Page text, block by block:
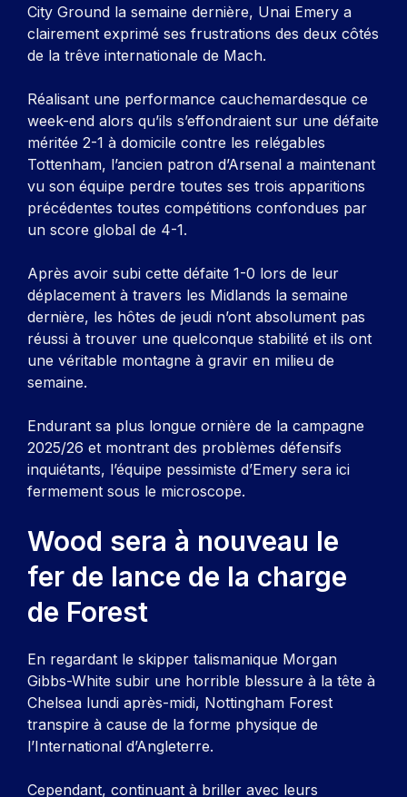
City Ground la semaine dernière, Unai Emery a
clairement exprimé ses frustrations des deux côtés
de la trêve internationale de Mach.
Réalisant une performance cauchemardesque ce
week-end alors qu’ils s’effondraient sur une défaite
méritée 2-1 à domicile contre les relégables
Tottenham, l’ancien patron d’Arsenal a maintenant
vu son équipe perdre toutes ses trois apparitions
précédentes toutes compétitions confondues par
un score global de 4-1.
Après avoir subi cette défaite 1-0 lors de leur
déplacement à travers les Midlands la semaine
dernière, les hôtes de jeudi n’ont absolument pas
réussi à trouver une quelconque stabilité et ils ont
une véritable montagne à gravir en milieu de
semaine.
Endurant sa plus longue ornière de la campagne
2025/26 et montrant des problèmes défensifs
inquiétants, l’équipe pessimiste d’Emery sera ici
fermement sous le microscope.
Wood sera à nouveau le
fer de lance de la charge
de Forest
En regardant le skipper talismanique Morgan
Gibbs-White subir une horrible blessure à la tête à
Chelsea lundi après-midi, Nottingham Forest
transpire à cause de la forme physique de
l’International d’Angleterre.
Cependant, continuant à briller avec leurs